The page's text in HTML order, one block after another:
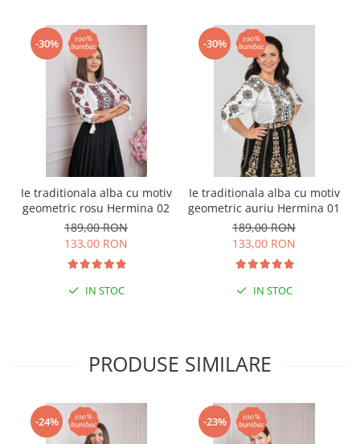
-30%
Ie traditionala alba cu motiv
geometric rosu Hermina 02
189,00 RON
133,00 RON
IN STOC
-30%
Ie traditionala alba cu motiv
geometric auriu Hermina 01
189,00 RON
133,00 RON
IN STOC
PRODUSE SIMILARE
-24% -23%